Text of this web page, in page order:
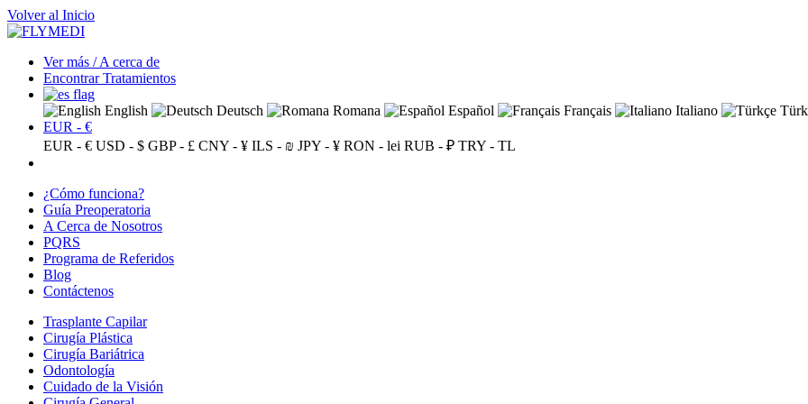
Volver al Inicio
Ver más / A cerca de
Encontrar Tratamientos
English Deutsch Romana Español Français Italiano
EUR - €
EUR - € USD - $ GBP - £ CNY - ¥ ILS - ₪ JPY - ¥ RON - lei RUB - ₽ TRY - TL
¿Cómo funciona?
Guía Preoperatoria
A Cerca de Nosotros
PQRS
Programa de Referidos
Blog
Contáctenos
Trasplante Capilar
Cirugía Plástica
Cirugía Bariátrica
Odontología
Cuidado de la Visión